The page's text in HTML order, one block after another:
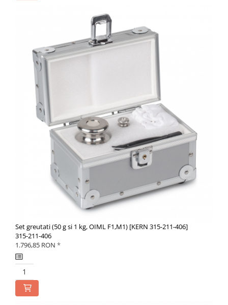
Set greutati (50 g si 1 kg, OIML F1,M1) [KERN 315-211-406]
315-211-406
1.796,85 RON *